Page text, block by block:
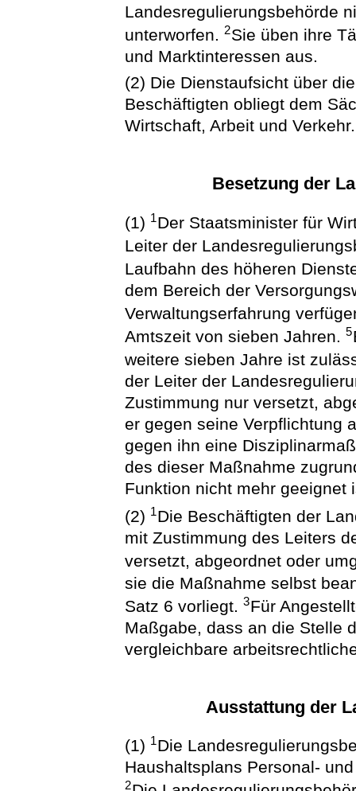
Landesregulierungsbehörde
unterworfen.2Sie üben ihre
und Marktinteressen aus.
(2) Die Dienstaufsicht über
Beschäftigten obliegt dem
Wirtschaft, Arbeit und Verkehr.
Besetzung der
(1) 1Der Staatsminister für
Leiter der
Laufbahn des höheren
dem Bereich der
Verwaltungserfahrung
Amtszeit von sieben Jahren.5
weitere sieben Jahre ist
der Leiter der
Zustimmung nur versetzt,
er gegen seine Verpflichtung
gegen ihn eine
des dieser Maßnahme
Funktion nicht mehr geeignet
(2) 1Die Beschäftigten der
mit Zustimmung des Leiters
versetzt, abgeordnet oder
sie die Maßnahme selbst
Satz 6 vorliegt.3Für
Maßgabe, dass an die Stelle
vergleichbare
Ausstattung der
(1) 1Die
Haushaltsplans Personal-
2